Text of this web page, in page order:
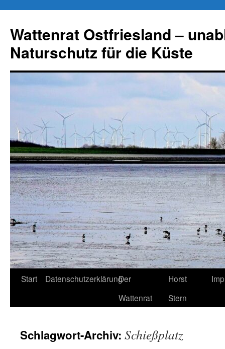
springen
Wattenrat Ostfriesland –
Naturschutz für die Küste
Start DatenschutzerklärungDer
Wattenrat
Horst
Stern
Schlagwort-Archiv: Schießplatz